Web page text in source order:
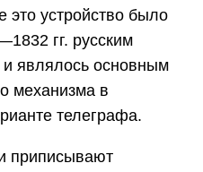
это устройство было
гг. русским
являлось основным
механизма в
телеграфа.
приписывают